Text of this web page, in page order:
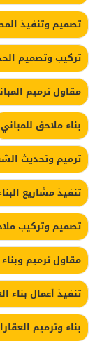
تصميم وتنفيذ
تركيب وتصميم
مقاول ترميم
بناء ملاحق للمباني
ترميم وتحديث
تنفيذ مشاريع
تصميم وتركيب
مقاول ترميم
تنفيذ أعمال بناء
بناء وترميم